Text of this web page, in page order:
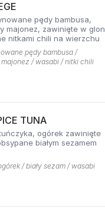
pędy bambusa,
majonez, zawinięte w glon
nitkami chili na wierzchu
pędy bambusa /
/ wasabi / nitki chili
TUNA
ogórek zawinięte
białym sezamem
/ biały sezam / wasabi